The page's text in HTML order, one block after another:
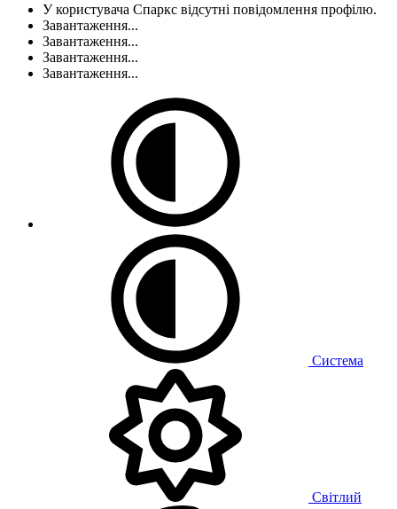
У користувача Спаркс відсутні повідомлення профілю.
Завантаження...
Завантаження...
Завантаження...
Завантаження...
Система
Світлий